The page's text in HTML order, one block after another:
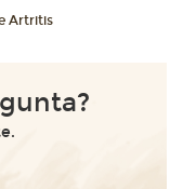
Artritis